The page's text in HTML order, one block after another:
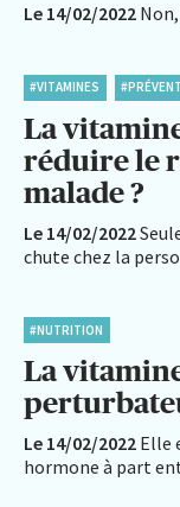
Le 14/02/2022
#VITAMINES
La
réduire le
malade ?
Le 14/02/2022
chute chez la
#NUTRITION
La
Le 14/02/2022 Elle
hormone à part